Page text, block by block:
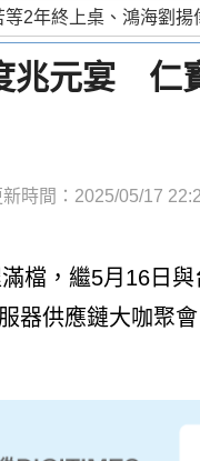
兆元宴 仁
新時間：2025/05/17
檔，繼5月16日
器供應鏈大咖聚